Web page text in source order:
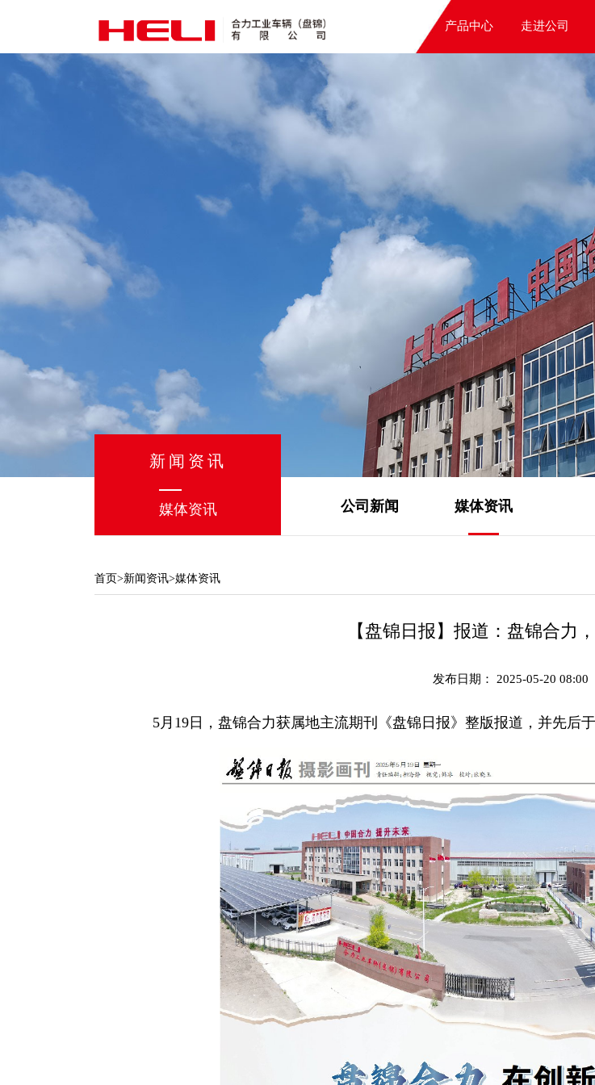
产品中心 走进公司
新闻资讯
媒体资讯 公司新闻 媒体资讯
首页>新闻资讯>媒体资讯
【盘锦日报】报道：盘锦合力
发布日期： 2025-05-20 08:00
5月19日，盘锦合力获属地主流期刊《盘锦日报》整版报道，并先后于